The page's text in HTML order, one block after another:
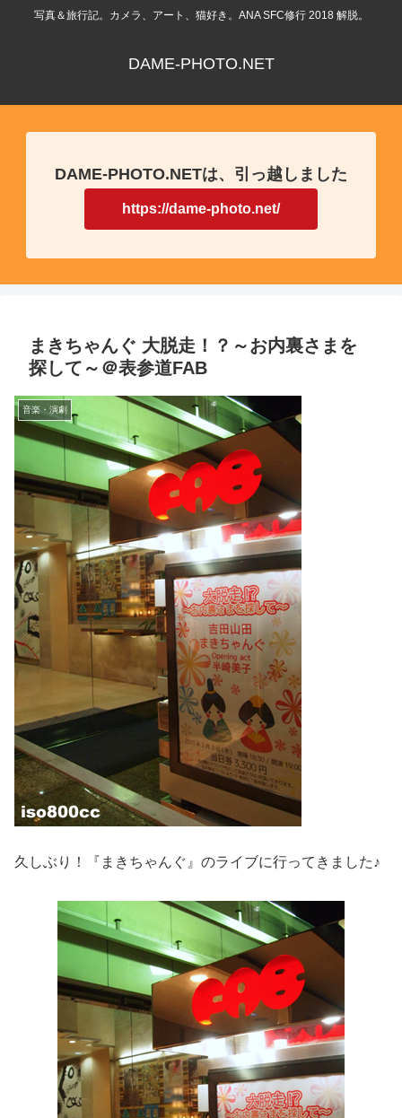
写真＆旅行記。カメラ、アート、猫好き。ANA SFC修行 2018 解脱。
DAME-PHOTO.NET
DAME-PHOTO.NETは、引っ越しました
https://dame-photo.net/
まきちゃんぐ 大脱走！？～お内裏さまを
探して～＠表参道FAB
音楽・演劇
久しぶり！『まきちゃんぐ』のライブに行ってきました♪